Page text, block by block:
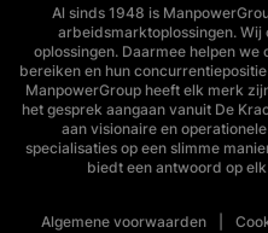
Al sinds 1948 is
arbeidsmarktoplossingen.
oplossingen. Daarmee helpen
bereiken en hun
ManpowerGroup heeft elk merk
het gesprek aangaan vanuit De
aan visionaire en
specialisaties op een slimme
biedt een antwoord op
Algemene voorwaarden